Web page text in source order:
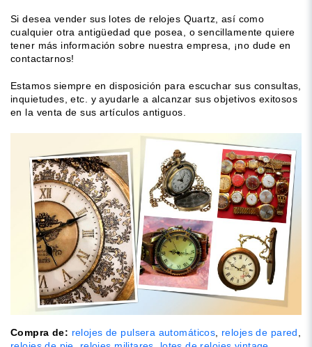
Si desea vender sus lotes de relojes Quartz, así como
cualquier otra antigüedad que posea, o sencillamente quiere
tener más información sobre nuestra empresa, ¡no dude en
contactarnos!
Estamos siempre en disposición para escuchar sus consultas,
inquietudes, etc. y ayudarle a alcanzar sus objetivos exitosos
en la venta de sus artículos antiguos.
Compra de: relojes de pulsera automáticos, relojes de pared,